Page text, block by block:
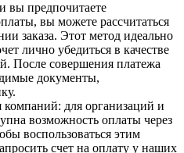
вы предпочитаете
вы можете рассчитаться
заказа. Этот метод идеально
лично убедиться в качестве
После совершения платежа
документы,
компаний: для организаций и
возможность оплаты через
воспользоваться этим
счет на оплату у наших